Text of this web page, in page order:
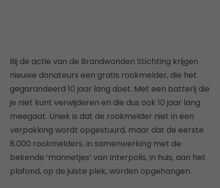
Bij de actie van de Brandwonden Stichting krijgen
nieuwe donateurs een gratis rookmelder, die het
gegarandeerd 10 jaar lang doet. Met een batterij die
je niet kunt verwijderen en die dus ook 10 jaar lang
meegaat. Uniek is dat de rookmelder niet in een
verpakking wordt opgestuurd, maar dat de eerste
8.000 rookmelders, in samenwerking met de
bekende ‘mannetjes’ van Interpolis, in huis, aan het
plafond, op de juiste plek, worden opgehangen.